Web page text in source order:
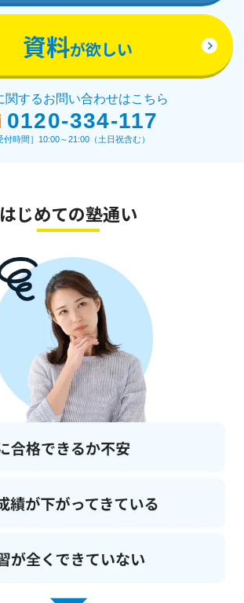
資料が欲しい
関するお問い合わせはこちら
0120-334-117
付時間］10:00～21:00（土日祝含む）
はじめての塾通い